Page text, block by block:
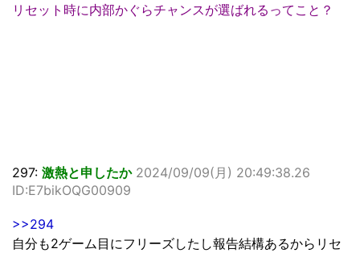
リセット時に内部かぐらチャンスが選ばれるってこと？
297: 激熱と申したか 2024/09/09(月) 20:49:38.26
ID:E7bikOQG00909
>>294
自分も2ゲーム目にフリーズしたし報告結構あるからリセ